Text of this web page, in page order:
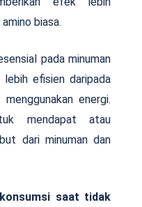
biasa.
pada minuman
efisien daripada
energi.
mendapat atau
dari minuman dan
saat tidak